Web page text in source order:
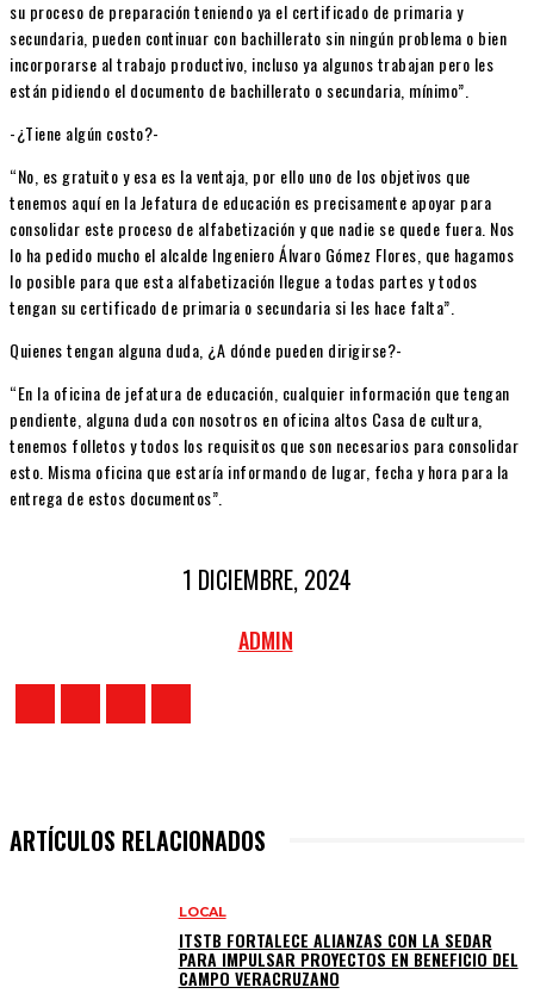
su proceso de preparación teniendo ya el certificado de primaria y
secundaria, pueden continuar con bachillerato sin ningún problema o bien
incorporarse al trabajo productivo, incluso ya algunos trabajan pero les
están pidiendo el documento de bachillerato o secundaria, mínimo”.
-¿Tiene algún costo?-
“No, es gratuito y esa es la ventaja, por ello uno de los objetivos que
tenemos aquí en la Jefatura de educación es precisamente apoyar para
consolidar este proceso de alfabetización y que nadie se quede fuera. Nos
lo ha pedido mucho el alcalde Ingeniero Álvaro Gómez Flores, que hagamos
lo posible para que esta alfabetización llegue a todas partes y todos
tengan su certificado de primaria o secundaria si les hace falta”.
Quienes tengan alguna duda, ¿A dónde pueden dirigirse?-
“En la oficina de jefatura de educación, cualquier información que tengan
pendiente, alguna duda con nosotros en oficina altos Casa de cultura,
tenemos folletos y todos los requisitos que son necesarios para consolidar
esto. Misma oficina que estaría informando de lugar, fecha y hora para la
entrega de estos documentos”.
1 DICIEMBRE, 2024
ADMIN
ARTÍCULOS RELACIONADOS
LOCAL
ITSTB FORTALECE ALIANZAS CON LA SEDAR
PARA IMPULSAR PROYECTOS EN BENEFICIO DEL
CAMPO VERACRUZANO